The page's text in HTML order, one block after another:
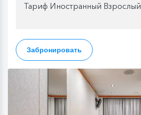
Тариф Иностранный Взрослый
Забронировать